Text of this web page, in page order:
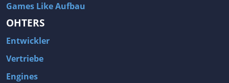
Games Like Aufbau
OHTERS
Entwickler
Vertriebe
Engines